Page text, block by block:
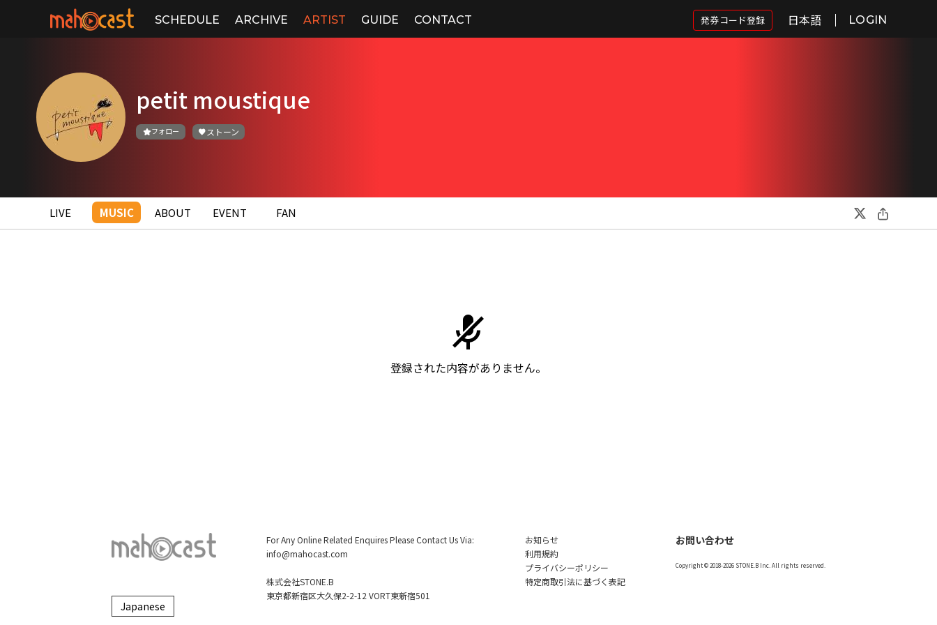
SCHEDULE ARCHIVE ARTIST GUIDE CONTACT 発券コード登録 日本語 LOGIN
petit moustique
フォロー ストーン
LIVE MUSIC ABOUT EVENT FAN
登録された内容がありません。
For Any Online Related Enquires Please Contact Us Via:
info@mahocast.com
株式会社STONE.B
東京都新宿区大久保2-2-12 VORT東新宿501
お知らせ
利用規約
プライバシーポリシー
特定商取引法に基づく表記
お問い合わせ
Copyright © 2018-2026 STONE.B Inc. All rights reserved.